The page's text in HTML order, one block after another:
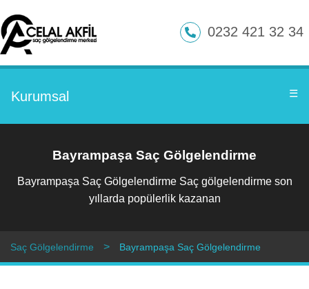
0232 421 32 34
Kurumsal ☰
Bayrampaşa Saç Gölgelendirme
Bayrampaşa Saç Gölgelendirme Saç gölgelendirme son
yıllarda popülerlik kazanan
Saç Gölgelendirme Bayrampaşa Saç Gölgelendirme